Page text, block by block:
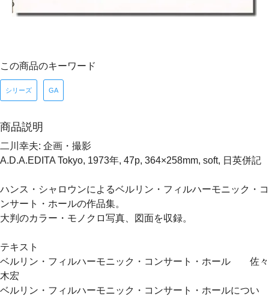
この商品のキーワード
シリーズ GA
商品説明
二川幸夫: 企画・撮影
A.D.A.EDITA Tokyo, 1973年, 47p, 364×258mm, soft, 日英併記
ハンス・シャロウンによるベルリン・フィルハーモニック・コ
ンサート・ホールの作品集。
大判のカラー・モノクロ写真、図面を収録。
テキスト
ベルリン・フィルハーモニック・コンサート・ホール 佐々
木宏
ベルリン・フィルハーモニック・コンサート・ホールについ